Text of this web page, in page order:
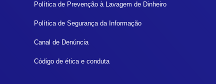
Política de Prevenção à Lavagem de Dinheiro
Política de Segurança da Informação
Canal de Denúncia
Código de ética e conduta